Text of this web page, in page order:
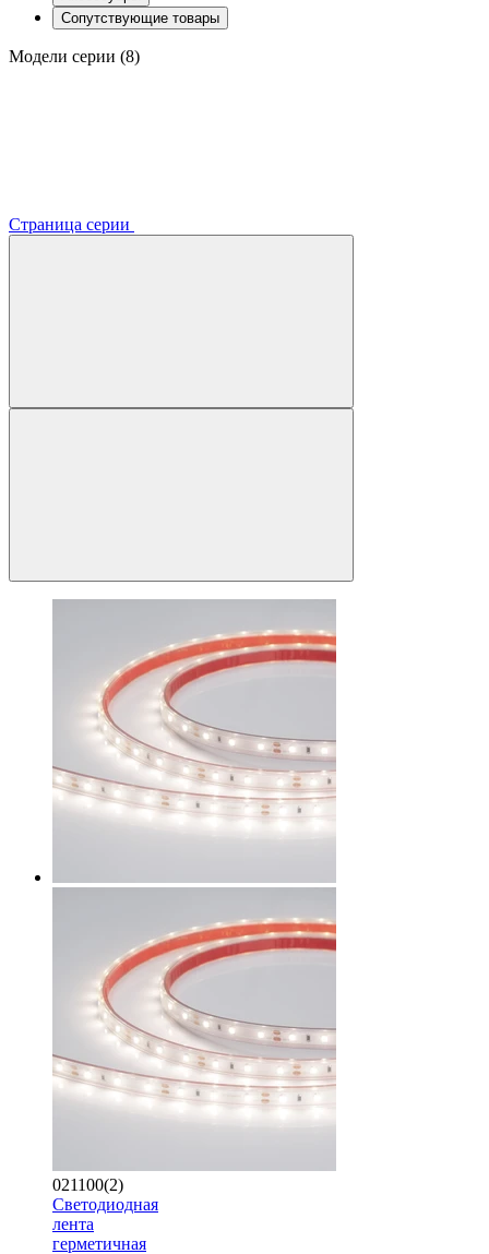
Сопутствующие товары
Модели серии (8)
Страница серии
021100(2)
Светодиодная
лента
герметичная